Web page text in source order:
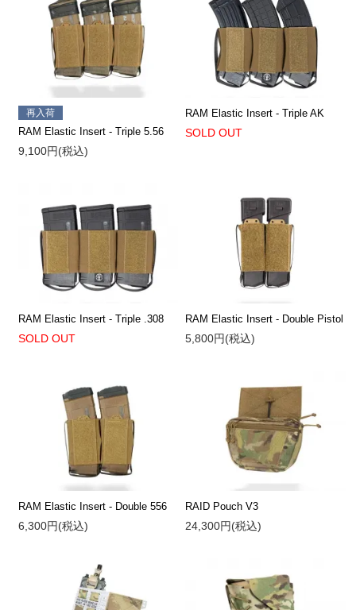
再入荷
RAM Elastic Insert - Triple 5.56
9,100円(税込)
RAM Elastic Insert - Triple AK
SOLD OUT
RAM Elastic Insert - Triple .308
SOLD OUT
RAM Elastic Insert - Double Pistol
5,800円(税込)
RAM Elastic Insert - Double 556
6,300円(税込)
RAID Pouch V3
24,300円(税込)